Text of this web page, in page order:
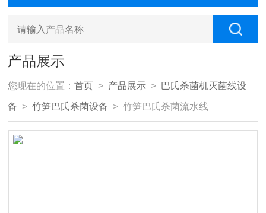
产品展示
您现在的位置：首页 > 产品展示 > 巴氏杀菌机灭菌线设
备 >竹笋巴氏杀菌设备 > 竹笋巴氏杀菌流水线